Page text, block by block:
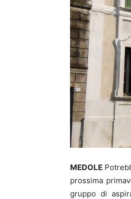
MEDOLE
prossima
gruppo di